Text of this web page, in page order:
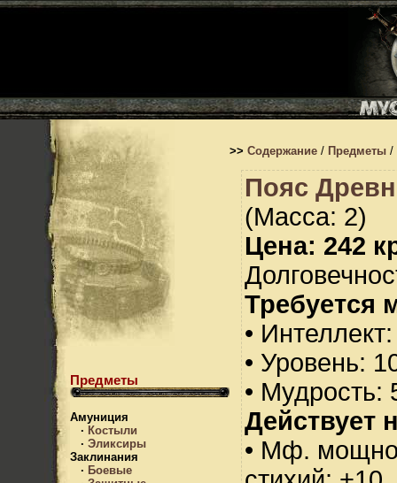
Предметы
Амуниция
· Костыли
· Эликсиры
Заклинания
· Боевые
>> Содержание / Предметы /
Пояс
(Масса: 2)
Цена: 242
Требуется
•
• Уровень:
• Мудрость:
Действует
• Мф.